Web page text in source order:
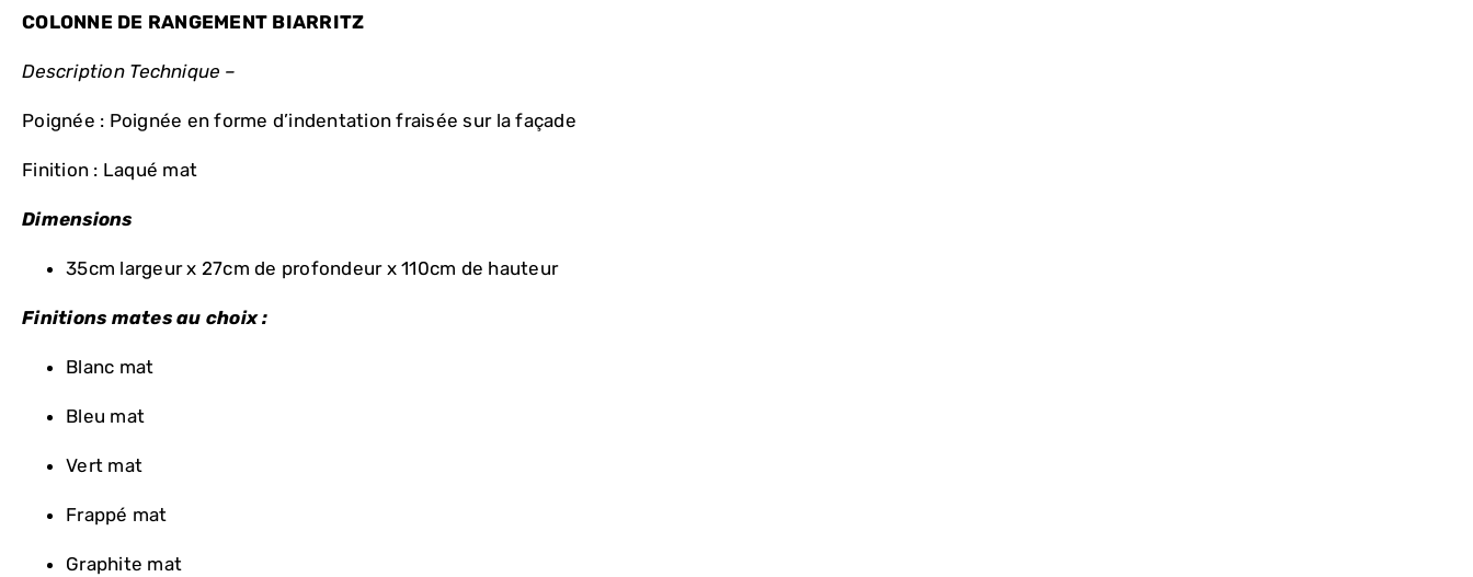
COLONNE DE RANGEMENT BIARRITZ
Description Technique –
Poignée : Poignée en forme d’indentation fraisée sur la façade
Finition : Laqué mat
Dimensions
35cm largeur x 27cm de profondeur x 110cm de hauteur
Finitions mates au choix :
Blanc mat
Bleu mat
Vert mat
Frappé mat
Graphite mat